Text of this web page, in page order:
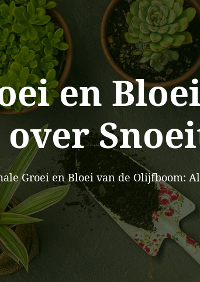
en
Groei en Bloei van de Olijfboom: